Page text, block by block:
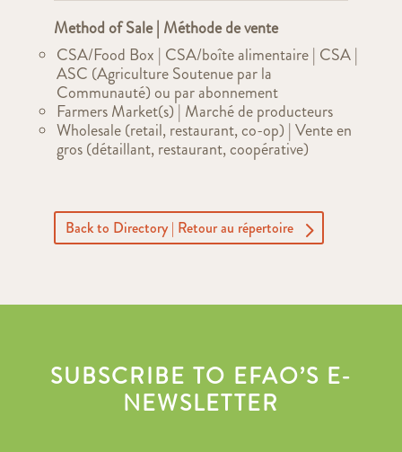
Method of Sale | Méthode de vente
CSA/Food Box | CSA/boîte alimentaire | CSA |
ASC (Agriculture Soutenue par la
Communauté) ou par abonnement
Farmers Market(s) | Marché de producteurs
Wholesale (retail, restaurant, co-op) | Vente en
gros (détaillant, restaurant, coopérative)
Back to Directory | Retour au répertoire
SUBSCRIBE TO EFAO’S E-
NEWSLETTER